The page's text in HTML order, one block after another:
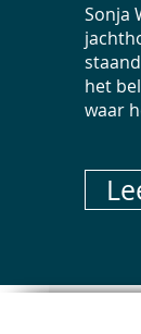
Sonja
het
waar